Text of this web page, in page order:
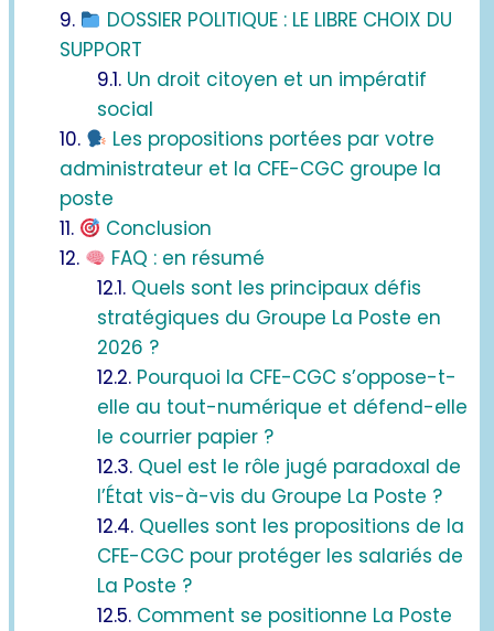
DOSSIER POLITIQUE : LE LIBRE CHOIX DU
SUPPORT
Un droit citoyen et un impératif
social
Les propositions portées par votre
administrateur et la CFE-CGC groupe la
poste
Conclusion
FAQ : en résumé
Quels sont les principaux défis
stratégiques du Groupe La Poste en
2026 ?
Pourquoi la CFE-CGC s’oppose-t-
elle au tout-numérique et défend-elle
le courrier papier ?
Quel est le rôle jugé paradoxal de
l’État vis-à-vis du Groupe La Poste ?
Quelles sont les propositions de la
CFE-CGC pour protéger les salariés de
La Poste ?
Comment se positionne La Poste